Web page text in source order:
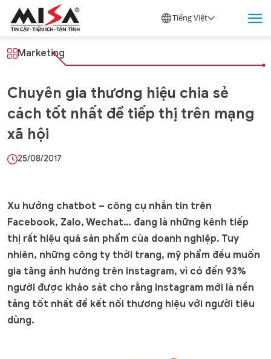
Tiếng Việt
Marketing
Chuyên gia thương hiệu chia sẻ
cách tốt nhất để tiếp thị trên mạng
xã hội
25/08/2017
Xu hướng chatbot – công cụ nhắn tin trên
Facebook, Zalo, Wechat… đang là những kênh tiếp
thị rất hiệu quả sản phẩm của doanh nghiệp. Tuy
nhiên, những công ty thời trang, mỹ phẩm đều muốn
gia tăng ảnh hưởng trên instagram, vì có đến 93%
người được khảo sát cho rằng instagram mới là nền
tảng tốt nhất để kết nối thương hiệu với người tiêu
dùng.